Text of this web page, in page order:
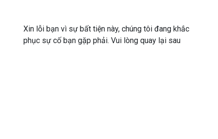
Xin lỗi bạn vì sự bất tiện này, chúng tôi đang khắc
phục sự cố bạn gặp phải. Vui lòng quay lại sau